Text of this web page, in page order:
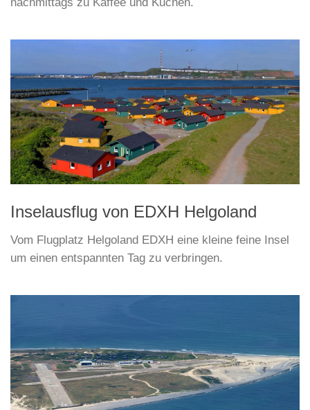
Inselausflug von EDXH Helgoland
Vom Flugplatz Helgoland EDXH eine kleine feine Insel
um einen entspannten Tag zu verbringen.